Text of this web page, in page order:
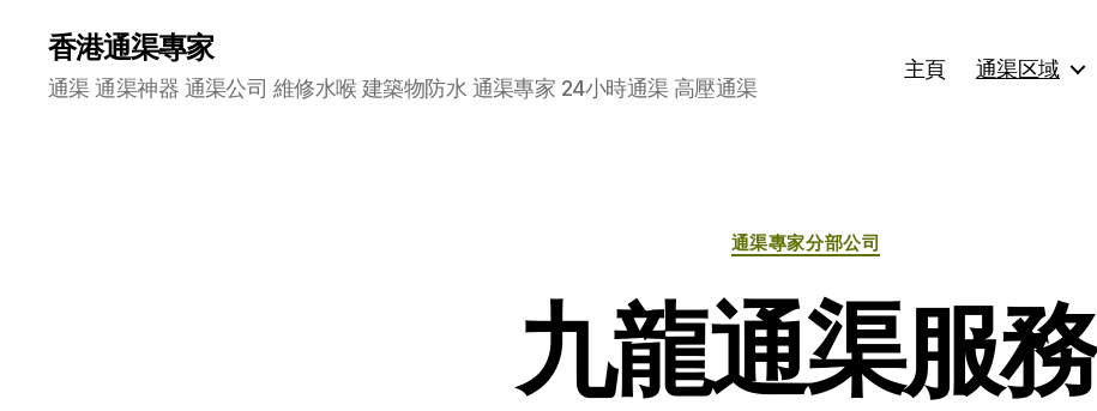
香港通渠專家
通渠 通渠神器 通渠公司 維修水喉 建築物防水 通渠專家 24小時通渠 高壓通渠
主頁 通渠区域
分
类
通渠專家分部公司
九龍通渠服務